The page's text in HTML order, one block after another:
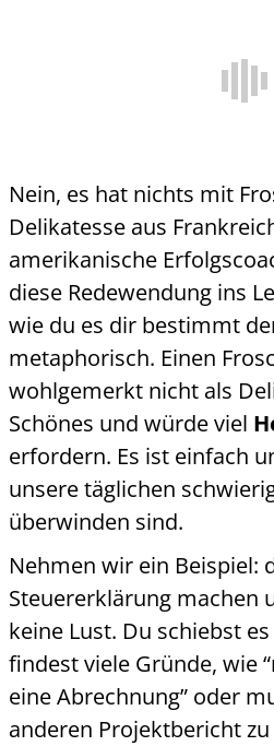
Nein, es hat nichts mit
Delikatesse aus
amerikanische
diese Redewendung ins
wie du es dir bestimmt
metaphorisch. Einen
wohlgemerkt nicht als
Schönes und würde viel
erfordern. Es ist einfach
unsere täglichen
überwinden sind.
Nehmen wir ein Beispiel:
Steuererklärung machen
keine Lust. Du schiebst
findest viele Gründe, wie
eine Abrechnung” oder
anderen Projektbericht